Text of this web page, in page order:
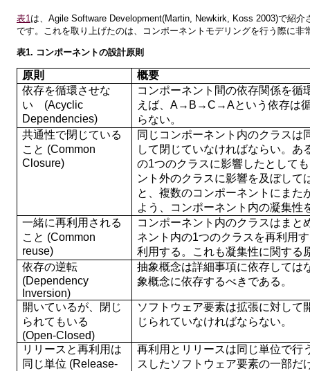
表1 は、Agile Software Development(Martin, Newkirk, Koss 2003)で紹
です。これを取り上げたのは、コンポーネントモデリングを行う際に非
表1. コンポーネントの設計原則
原則
概要
依存を循環させな
い (Acyclic
Dependencies)
コンポーネント間の依存関係を循
えば、A→B→C→Aという依存は
らない。
共通性で閉じている
こと (Common
Closure)
同じコンポーネント内のクラスは
して閉じていなければならい。あ
の1つのクラスに影響したとして
ント外のクラスに影響を及ぼして
と、複数のコンポーネントにまた
よう、コンポーネント内の凝集性
一緒に再利用される
こと (Common
reuse)
コンポーネント内のクラスはまと
ネント内の1つのクラスを再利用
利用する。これも凝集性に関する
依存の逆転
(Dependency
Inversion)
抽象概念は詳細事項に依存しては
象概念に依存するべきである。
開いているが、閉じ
られてもいる
(Open-Closed)
ソフトウェア要素は拡張に対して
じられていなければならない。
リリースと再利用は
同じ単位 (Release-
再利用とリリースは同じ単位で行
スしたソフトウェア要素の一部だ